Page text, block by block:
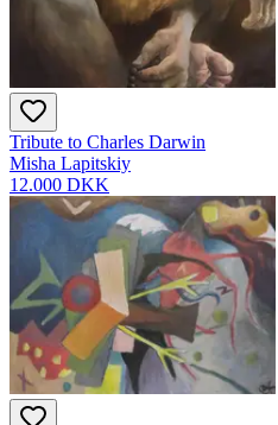
Tribute to Charles Darwin
Misha Lapitskiy
12.000 DKK